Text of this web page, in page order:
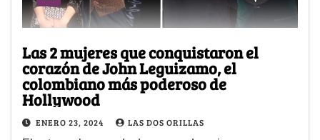
Las 2 mujeres que conquistaron el
corazón de John Leguizamo, el
colombiano más poderoso de
Hollywood
ENERO 23, 2024 LAS DOS ORILLAS